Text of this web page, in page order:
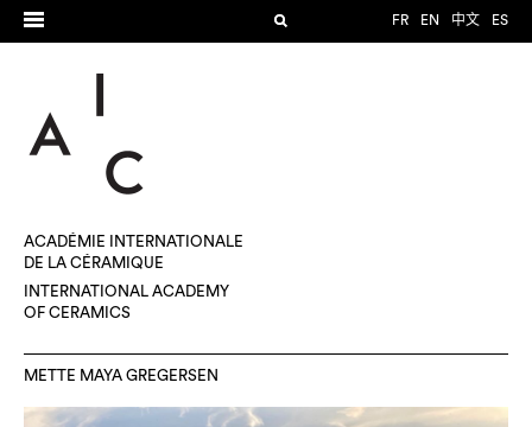
FR EN 中文 ES
ACADÉMIE INTERNATIONALE
DE LA CÉRAMIQUE
INTERNATIONAL ACADEMY
OF CERAMICS
METTE MAYA GREGERSEN